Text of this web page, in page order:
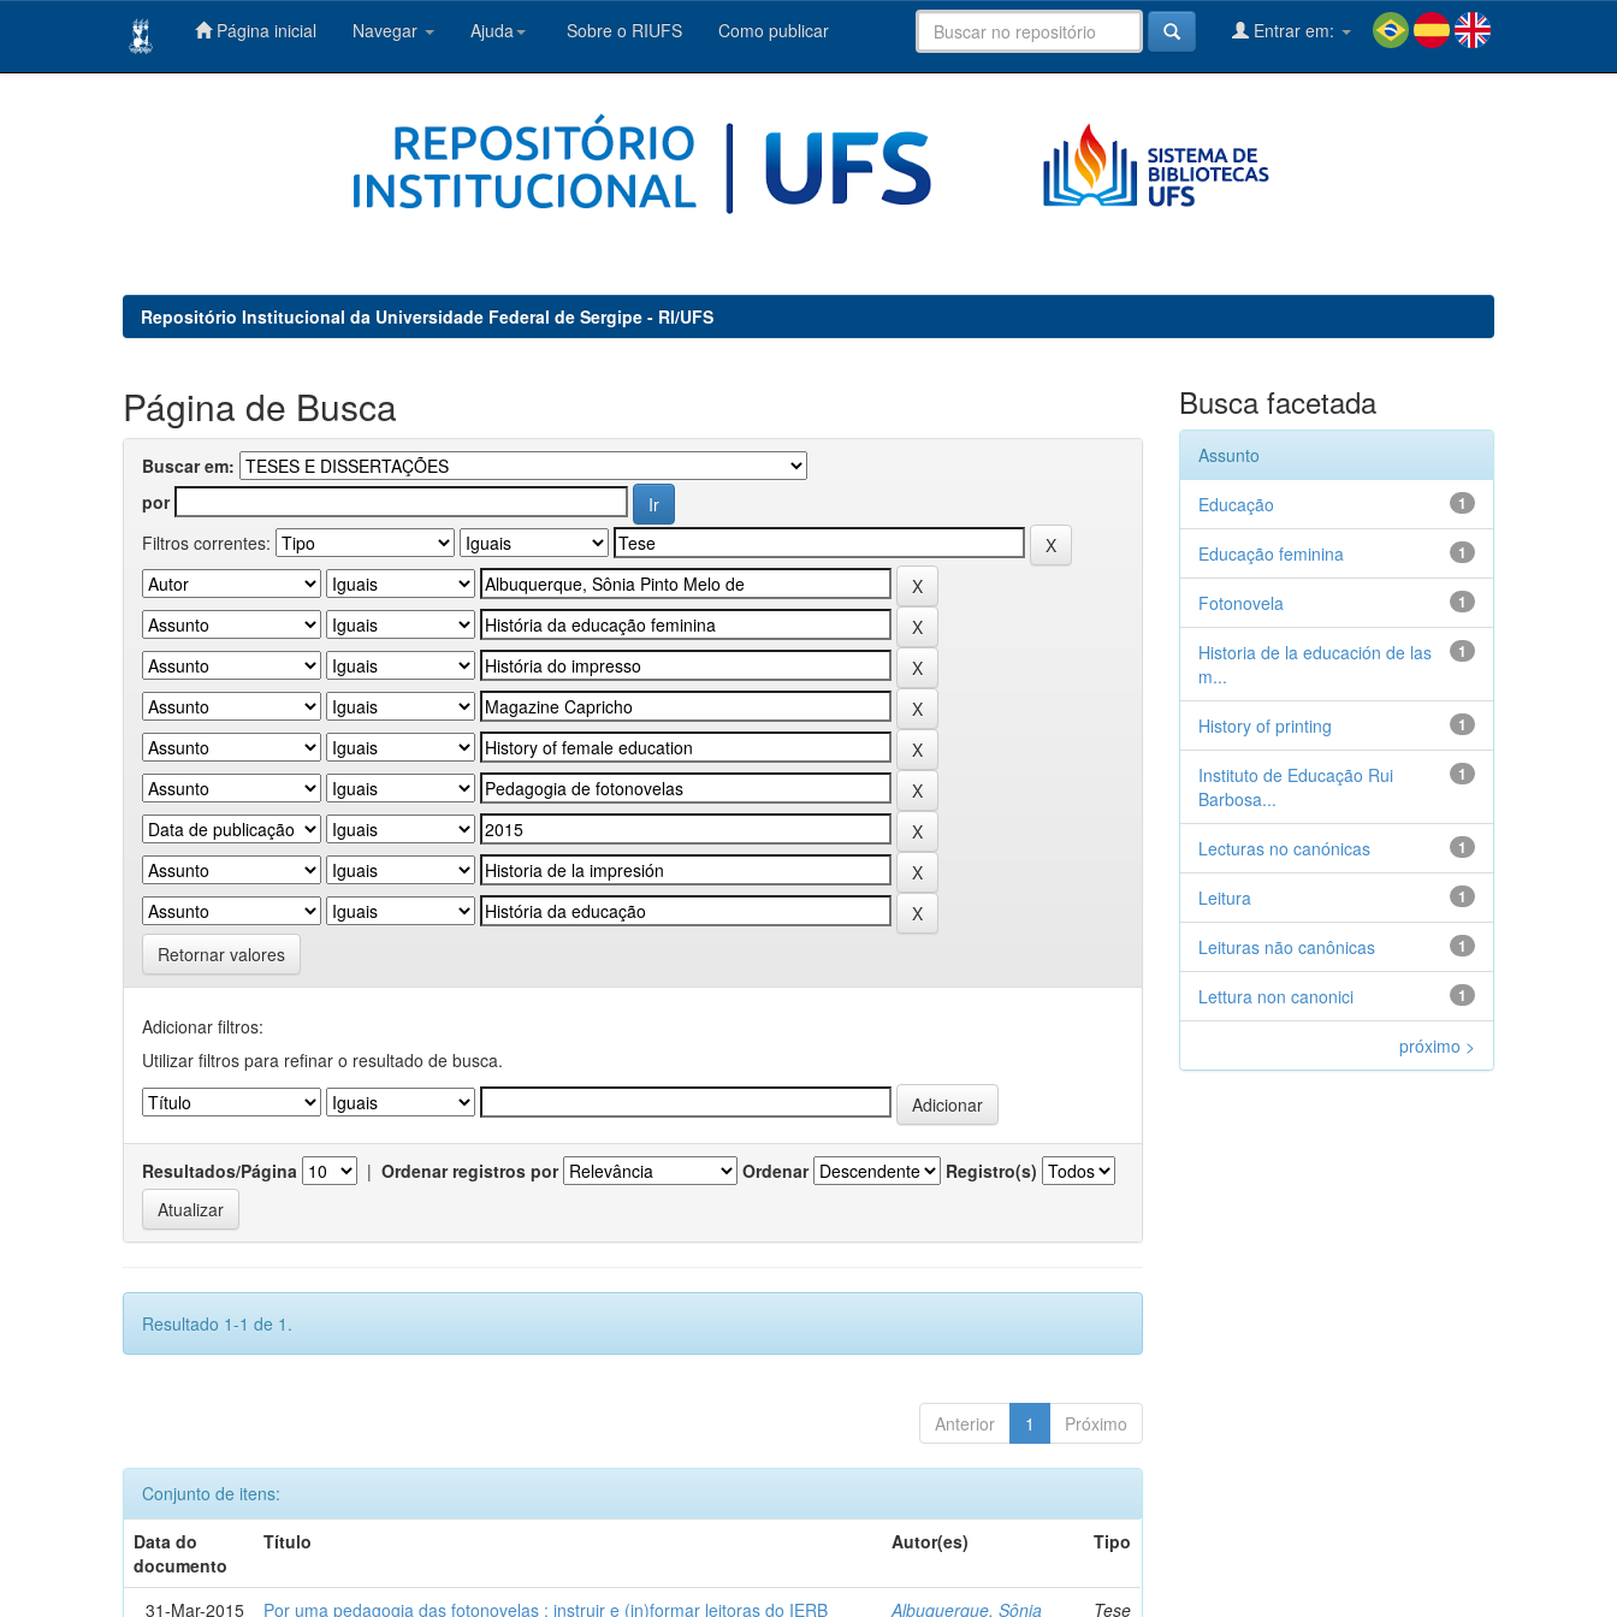
Página inicial Navegar Ajuda Sobre o RIUFS Como publicar Entrar em:
Repositório Institucional da Universidade Federal de Sergipe - RI/UFS
Página de Busca
Buscar em:
por
Filtros correntes:
Retornar valores
Adicionar filtros:
Utilizar filtros para refinar o resultado de busca.
Resultados/Página | Ordenar registros por Ordenar Registro(s)
Resultado 1-1 de 1.
Anterior 1 Próximo
Conjunto de itens:
Data do
documento
Título Autor(es) Tipo
31-Mar-2015 Por uma pedagogia das fotonovelas : instruir e (in)formar leitoras do IERB Albuquerque, Sônia Tese
Busca facetada
Assunto
1
Educação
1
Educação feminina
1
Fotonovela
1
Historia de la educación de las
m...
1
History of printing
1
Instituto de Educação Rui
Barbosa...
1
Lecturas no canónicas
1
Leitura
1
Leituras não canônicas
1
Lettura non canonici
próximo >